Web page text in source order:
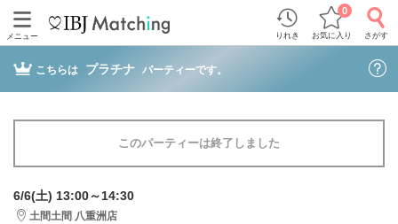
メニュー りれき お気に入り
0
さがす
こちらは プラチナ パーティーです。
このパーティーは終了しました
6/6(土) 13:00～14:30
土間土間 八重洲店